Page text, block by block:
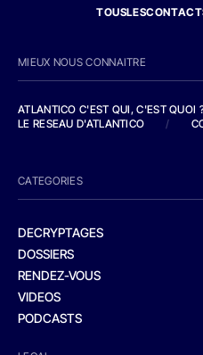
MIEUX NOUS CONNAITRE
ATLANTICO C'EST QUI, C'EST QUOI
LE RESEAU D'ATLANTICO
/
CATEGORIES
DECRYPTAGES
DOSSIERS
RENDEZ-VOUS
VIDEOS
PODCASTS